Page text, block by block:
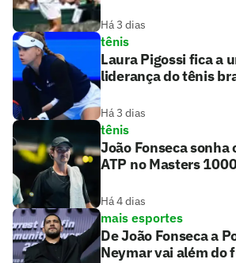
Há 3 dias
tênis
Laura Pigossi fica a
liderança do tênis
Há 3 dias
tênis
João Fonseca sonha
ATP no Masters
Há 4 dias
mais esportes
De João Fonseca a
Neymar vai além do